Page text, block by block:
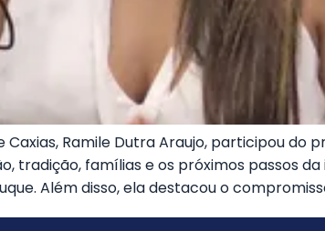
Caxias, Ramile Dutra Araujo, participou
tradição, famílias e os próximos passos
Além disso, ela destacou o